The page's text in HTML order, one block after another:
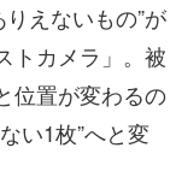
えないもの”が
トカメラ」。被
位置が変わるの
い1枚”へと変